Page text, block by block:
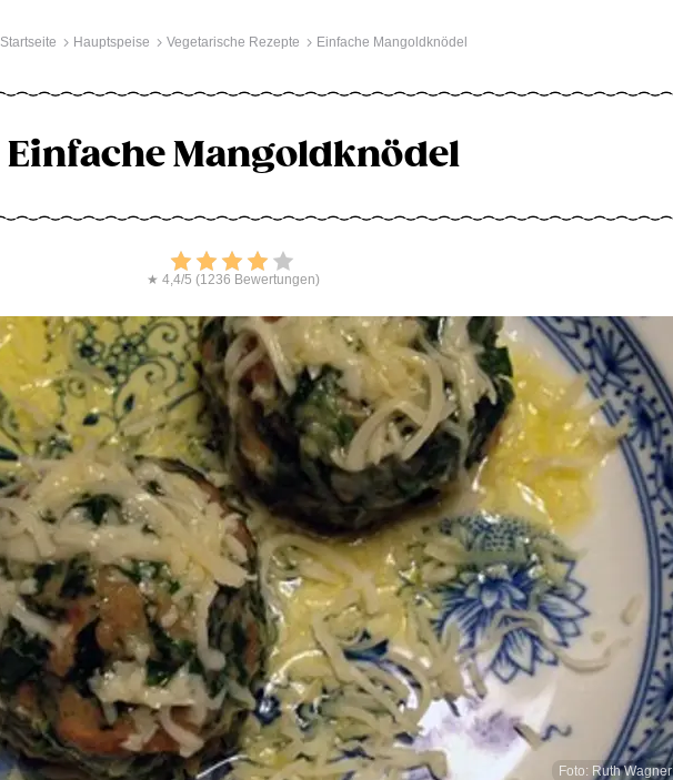
Startseite Hauptspeise Vegetarische Rezepte Einfache Mangoldknödel
Einfache Mangoldknödel
Bewerten
★ 4,4/5 (1236 Bewertungen)
Foto: Ruth